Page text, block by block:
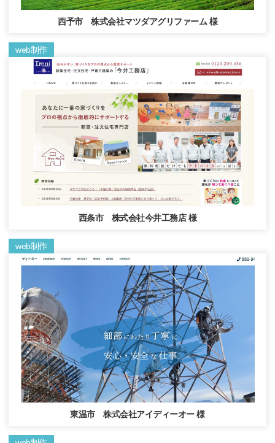
西予市 株式会社マツダアグリファーム 様
web制作
西条市 株式会社今井工務店 様
web制作
東温市 株式会社アイディーオー 様